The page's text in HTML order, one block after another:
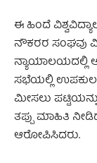
ಈ ಹಿಂದೆ
ನೌಕರರ ಸಂಘವು
ನ್ಯಾಯಾಲಯದಲ್ಲಿ
ಸಭೆಯಲ್ಲಿ
ಮೀಸಲು
ತಪ್ಪು ಮಾಹಿತಿ
ಆರೋಪಿಸಿದರು.